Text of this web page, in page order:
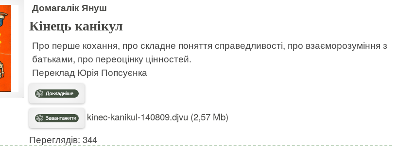
Домагалік Януш
Кінець канікул
Про перше кохання, про складне поняття справедливості, про взаєморозуміння з
батьками, про переоцінку цінностей.
Переклад Юрія Попсуєнка
kinec-kanikul-140809.djvu (2,57 Mb)
Переглядів: 344